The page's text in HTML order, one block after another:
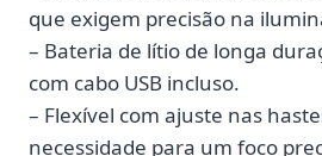
que exigem precisão na
– Bateria de lítio de longa
com cabo USB incluso.
– Flexível com ajuste nas
necessidade para um foco